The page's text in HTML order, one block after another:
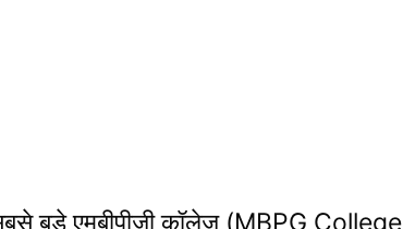
बड़े एमबीपीजी कॉलेज (MBPG College